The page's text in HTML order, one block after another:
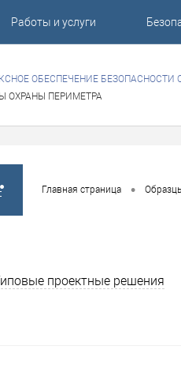
Работы и услуги
ОБЕСПЕЧЕНИЕ БЕЗОПАСНОСТИ
ОХРАНЫ ПЕРИМЕТРА
Главная страница •
проектные решения